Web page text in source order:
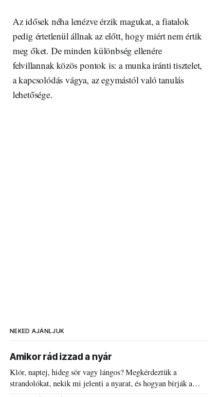
Az idősek néha lenézve érzik magukat, a fiatalok
pedig értetlenül állnak az előtt, hogy miért nem értik
meg őket. De minden különbség ellenére
felvillannak közös pontok is: a munka iránti tisztelet,
a kapcsolódás vágya, az egymástól való tanulás
lehetősége.
NEKED AJÁNLJUK
Amikor rád izzad a nyár
Klór, naptej, hideg sör vagy lángos? Megkérdeztük a
strandolókat, nekik mi jelenti a nyarat, és hogyan bírják a
kánikulát.